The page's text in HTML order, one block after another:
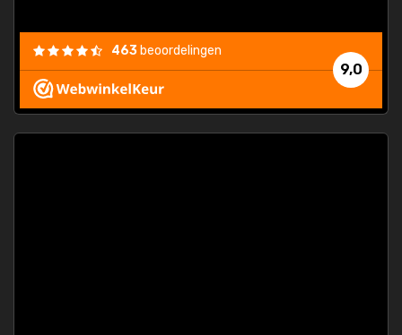
9,0
463 beoordelingen